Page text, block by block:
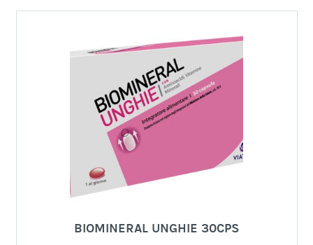
BIOMINERAL UNGHIE 30CPS